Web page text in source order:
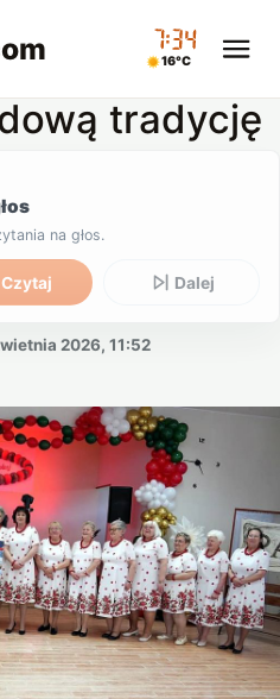
07:34
16°C
tradycję
na głos.
Czytaj Dalej
2026, 11:52